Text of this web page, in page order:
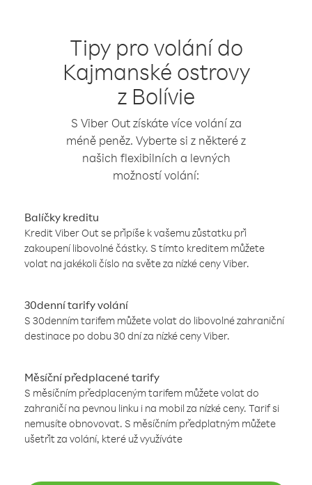
Tipy pro volání do
Kajmanské ostrovy
z Bolívie
S Viber Out získáte více volání za
méně peněz. Vyberte si z některé z
našich flexibilních a levných
možností volání:
Balíčky kreditu
Kredit Viber Out se připíše k vašemu zůstatku při
zakoupení libovolné částky. S tímto kreditem můžete
volat na jakékoli číslo na světe za nízké ceny Viber.
30denní tarify volání
S 30denním tarifem můžete volat do libovolné zahraniční
destinace po dobu 30 dní za nízké ceny Viber.
Měsíční předplacené tarify
S měsíčním předplaceným tarifem můžete volat do
zahraničí na pevnou linku i na mobil za nízké ceny. Tarif si
nemusíte obnovovat. S měsíčním předplatným můžete
ušetřit za volání, které už využíváte